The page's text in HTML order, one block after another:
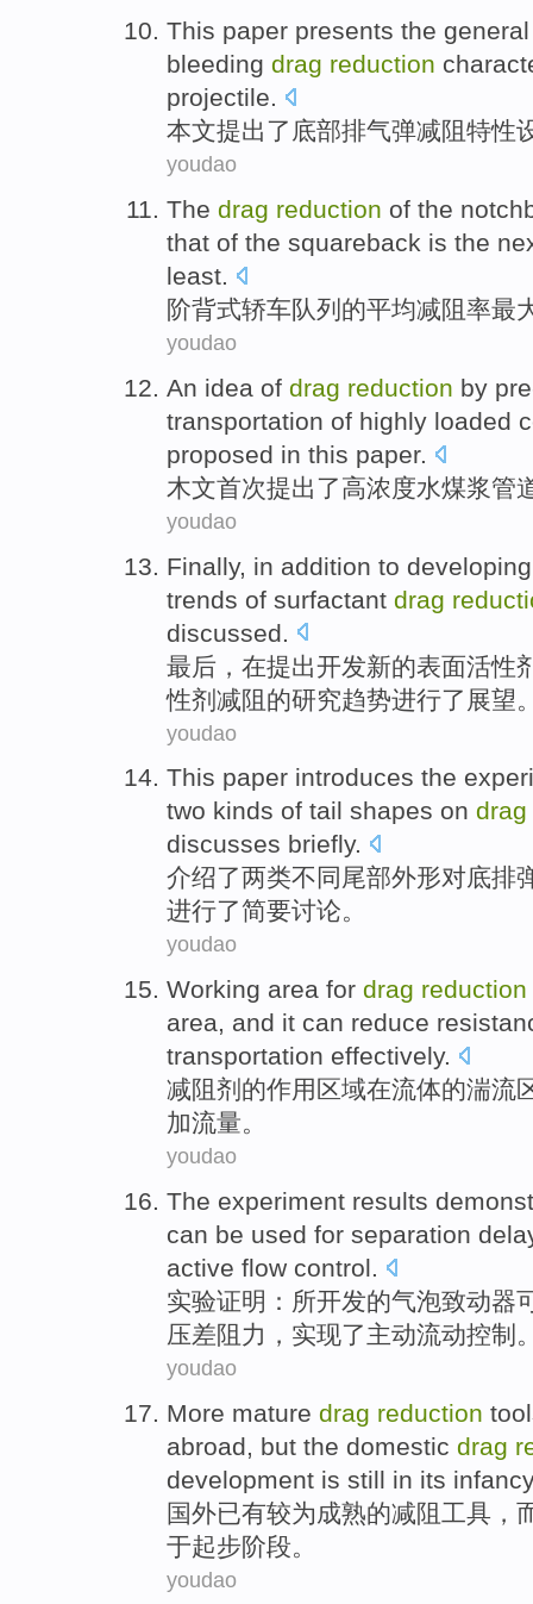
This paper presents the general
bleeding drag reduction
projectile.
本文提出了 底部排气弹减阻 特性
youdao
The drag reduction of the
that of the squareback is the
least.
阶背式轿车队列 的平均减阻率最
youdao
An idea of drag reduction by
transportation of highly loaded
proposed in this paper.
木文首次提出了高浓度水煤浆管
youdao
Finally, in addition to developing
trends of surfactant drag
discussed
最后 ， 在提出开发新的表面活性
性剂 减阻 的研究趋势进行了展望
youdao
This paper introduces the
two kinds of tail shapes on drag
discusses briefly.
介绍了两类不同 尾部外形对底排
进行了简要讨论。
youdao
Working area for drag reduction
area, and it can reduce
transportation effectively.
减阻 剂 的作用 区域在流体的湍流
加流量。
youdao
The experiment results
can be used for separation
active flow control.
实验证明 ：所开发的气泡致动器
压差阻力 ， 实现了主动流动控制
youdao
More mature drag reduction
abroad, but the domestic drag
development is still in its infancy
国外已有较为成熟的减阻 工具 ，
于起步阶段。
youdao